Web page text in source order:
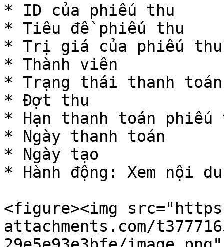
* ID của phiếu thu
* Tiêu đề phiếu thu
* Trị giá của phiếu thu
* Thành viên
* Trạng thái thanh
* Đợt thu
* Hạn thanh toán phiếu
* Ngày thanh toán
* Ngày tạo
* Hành động: Xem nội
<figure><img
attachments.com/